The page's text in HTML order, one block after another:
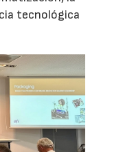
tecnológica